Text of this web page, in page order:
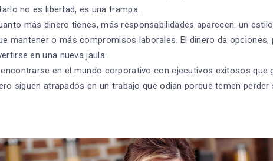
no es libertad, es una trampa.
más dinero tienes, más responsabilidades aparecen: un
mantener o más compromisos laborales. El dinero da opciones,
en una nueva jaula.
en el mundo corporativo con ejecutivos exitosos que
siguen atrapados en un trabajo que odian porque temen